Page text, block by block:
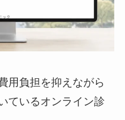
用負担を抑えながら
ているオンライン診